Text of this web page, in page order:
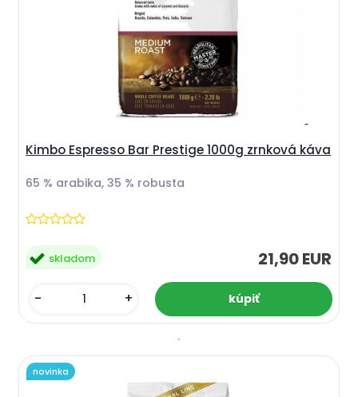
Kimbo Espresso Bar Prestige 1000g zrnková káva
65 % arabika, 35 % robusta
21,90 EUR
skladom
- +
novinka